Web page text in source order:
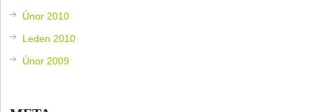
Únor 2010
Leden 2010
Únor 2009